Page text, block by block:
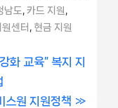
남도 카드 지원
센터 현금 지원
화 교육” 복지 지
스원 지원정책